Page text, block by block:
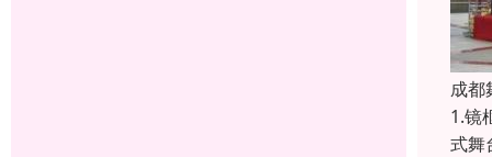
成都
1.镜
式舞